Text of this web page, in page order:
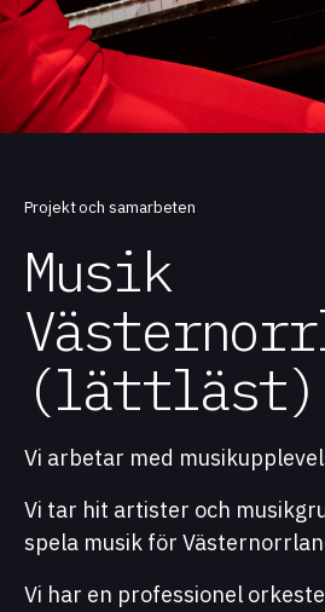
Projekt och samarbeten
Musik
(lättläst)
Vi arbetar med
Vi tar hit artister och
spela musik för
Vi har en professionel